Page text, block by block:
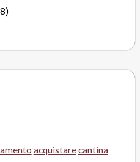
acquistarecantina